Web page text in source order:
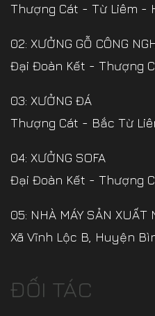
Thượng Cát - Từ Liêm -
02: XƯỞNG GỖ CÔNG
Đại Đoàn Kết - Thượng
03: XƯỞNG ĐÁ
Thượng Cát - Bắc Từ
04: XƯỞNG SOFA
Đại Đoàn Kết - Thượng
05: NHÀ MÁY SẢN XUẤT
Xã Vĩnh Lộc B, Huyện
ĐỐI TÁC